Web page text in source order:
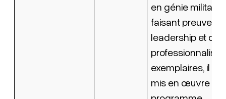
en génie militaire.
faisant preuve
leadership et d’un
exemplaires, il a
mis en œuvre un